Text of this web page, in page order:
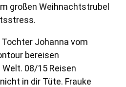
großen Weihnachtstrubel
Tochter Johanna vom
bereisen
08/15 Reisen
in dir Tüte. Frauke